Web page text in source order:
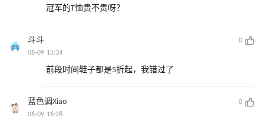
冠军的T恤贵不贵呀？
斗斗
0
06-09 15:34
前段时间鞋子都是5折起，我错过了
蓝色调Xiao
0
06-09 16:28